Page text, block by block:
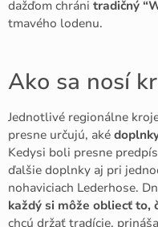
dažďom chráni tradičný
tmavého lodenu.
Ako sa nosí
Jednotlivé regionálne
presne určujú, aké
Kedysi boli presne
ďalšie doplnky aj pri
nohaviciach Lederhose.
každý si môže obliecť to,
chcú držať tradície,